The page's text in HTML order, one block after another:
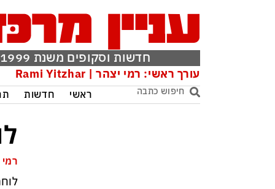
חדשות וסקופים משנת 1999
עורך ראשי: רמי יצהר | Rami Yitzhar
ראשי חדשות